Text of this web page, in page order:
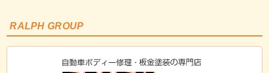
RALPH GROUP